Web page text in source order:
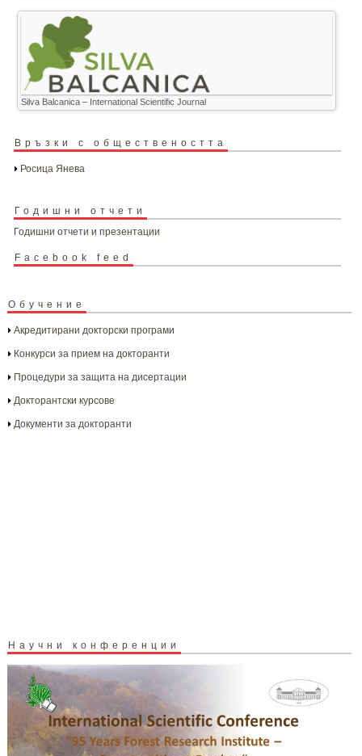
Silva Balcanica – International Scientific Journal
Връзки с обществеността
Росица Янева
Годишни отчети
Годишни отчети и презентации
Facebook feed
Обучение
Акредитирани докторски програми
Конкурси за прием на докторанти
Процедури за защита на дисертации
Докторантски курсове
Документи за докторанти
Научни конференции